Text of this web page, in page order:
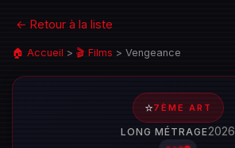
← Retour à la liste
🏠 Accueil > 🎬 Films > Vengeance
⭐7ÈME ART
LONG MÉTRAGE2026